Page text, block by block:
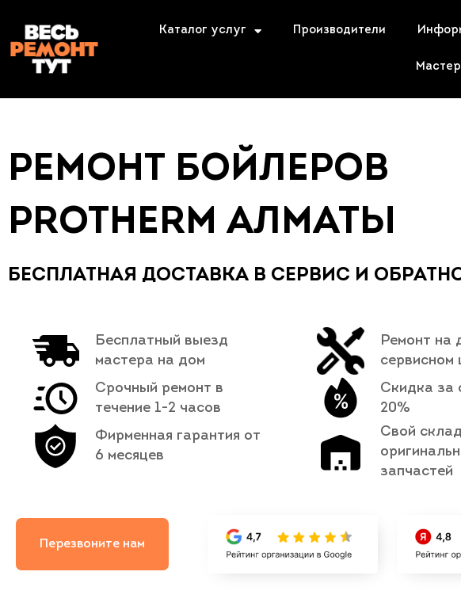
Каталог услуг Производители
РЕМОНТ БОЙЛЕРОВ
PROTHERM АЛМАТЫ
БЕСПЛАТНАЯ ДОСТАВКА В СЕРВИС И
Бесплатный выезд
мастера на дом
Срочный ремонт в
течение 1-2 часов
Фирменная гарантия от
6 месяцев
Ремонт на
сервисном
Скидка за
20%
Свой склад
запчастей
Перезвоните нам